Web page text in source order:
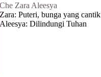
Che Zara Aleesya
Zara: Puteri, bunga yang cantik
Aleesya: Dilindungi Tuhan